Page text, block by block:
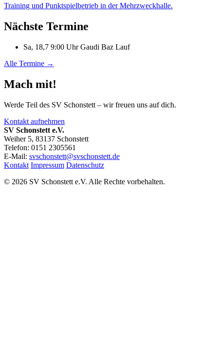
Training und Punktspielbetrieb in der Mehrzweckhalle.
Nächste Termine
Sa, 18,7 9:00 UhrGaudi Baz Lauf
Alle Termine →
Mach mit!
Werde Teil des SV Schonstett – wir freuen uns auf dich.
Kontakt aufnehmen
SV Schonstett e.V.
Weiher 5, 83137 Schonstett
Telefon: 0151 2305561
E-Mail: svschonstett@svschonstett.de
Kontakt Impressum Datenschutz
© 2026 SV Schonstett e.V. Alle Rechte vorbehalten.